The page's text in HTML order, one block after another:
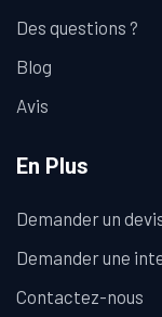
Des questions ?
Blog
Avis
En Plus
Demander un
Demander une
Contactez-nous